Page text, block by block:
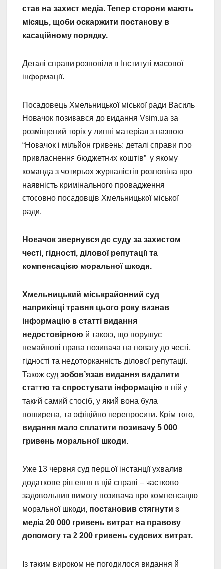
став на захист медіа. Тепер сторони мають
місяць, щоби оскаржити постанову в
касаційному порядку.
Деталі справи розповіли в Інституті масової
інформації.
Посадовець Хмельницької міської ради Василь
Новачок позивався до видання Vsim.ua за
розміщений торік у липні матеріал з назвою
“Новачок і мільйон гривень: деталі справи про
привласнення бюджетних коштів”, у якому
команда з чотирьох журналістів розповіла про
наявність кримінального провадження
стосовно посадовців Хмельницької міської
ради.
Новачок звернувся до суду за захистом
честі, гідності, ділової репутації та
компенсацією моральної шкоди.
Хмельницький міськрайонний суд
наприкінці травня цього року визнав
інформацію в статті видання
недостовірною й такою, що порушує
немайнові права позивача на повагу до честі,
гідності та недоторканність ділової репутації.
Також суд зобов’язав видання видалити
статтю та спростувати інформацію в ній у
такий самий спосіб, у який вона була
поширена, та офіційно перепросити. Крім того,
видання мало сплатити позивачу 5 000
гривень моральної шкоди.
Уже 13 червня суд першої інстанції ухвалив
додаткове рішення в цій справі – частково
задовольнив вимогу позивача про компенсацію
моральної шкоди, постановив стягнути з
медіа 20 000 гривень витрат на правову
допомогу та 2 200 гривень судових витрат.
Із таким вироком не погодилося видання й